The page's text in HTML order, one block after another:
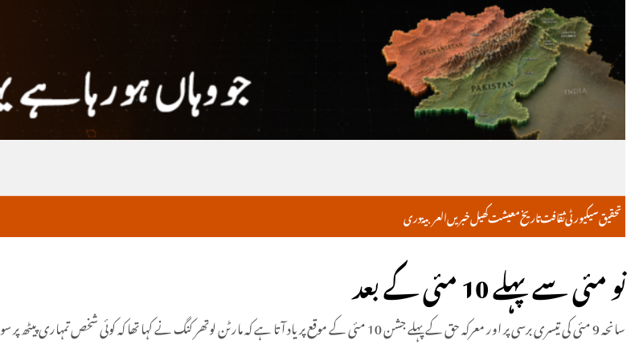
خبریںکھیلمعیشتتاریخثقافتسیکیورٹیتحقیق دریالعربية
نو مئی سے پہلے 10 مئی کے بعد
سانحہ 9 مئی کی تیسری برسی پر اور معرکہ حق کے پہلے جشن 10 مئی کے موقع پر یاد آتا ہے کہ مارٹن لوتھر کنگ نے کہا تھا کہ کوئی شخص تمہاری پیٹھ پر سوار نہیں ہوسکتا جب تک وہ جھکی ہوئی نہ ہو۔